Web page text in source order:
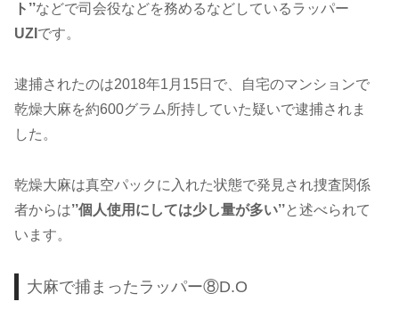
ト’’などで司会役などを務めるなどしているラッパー
UZI です。
逮捕されたのは2018年1月15日で、自宅のマンションで
乾燥大麻を約600グラム所持していた疑いで逮捕されま
した。
乾燥大麻は真空パックに入れた状態で発見され捜査関係
者からは’’個人使用にしては少し量が多い’’と述べられて
います。
大麻で捕まったラッパー⑧D.O